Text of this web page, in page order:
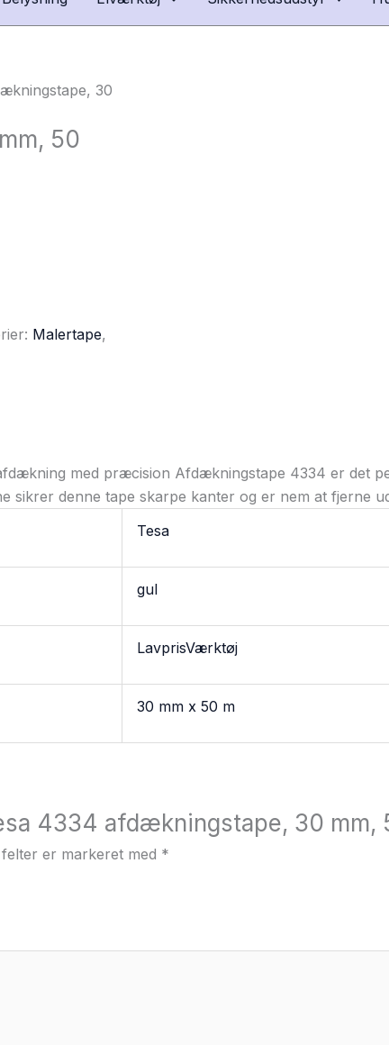
30
50
Malertape,
med præcision Afdækningstape 4334 er det
sikrer denne tape skarpe kanter og er nem at fjerne
Tesa
gul
LavprisVærktøj
30 mm x 50 m
4334 afdækningstape, 30 mm,
er markeret med *